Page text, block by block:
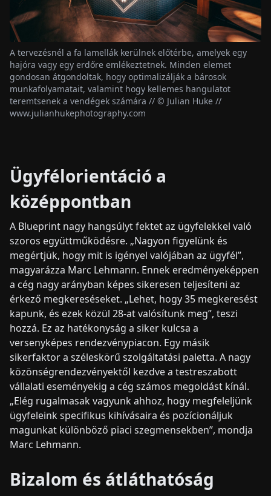
A tervezésnél a fa lamellák kerülnek előtérbe, amelyek egy
hajóra vagy egy erdőre emlékeztetnek. Minden elemet
gondosan átgondoltak, hogy optimalizálják a bárosok
munkafolyamatait, valamint hogy kellemes hangulatot
teremtsenek a vendégek számára // © Julian Huke //
www.julianhukephotography.com
Ügyfélorientáció a
középpontban
A Blueprint nagy hangsúlyt fektet az ügyfelekkel való
szoros együttműködésre. „Nagyon figyelünk és
megértjük, hogy mit is igényel valójában az ügyfél”,
magyarázza Marc Lehmann. Ennek eredményeképpen
a cég nagy arányban képes sikeresen teljesíteni az
érkező megkereséseket. „Lehet, hogy 35 megkeresést
kapunk, és ezek közül 28-at valósítunk meg”, teszi
hozzá. Ez az hatékonyság a siker kulcsa a
versenyképes rendezvénypiacon. Egy másik
sikerfaktor a széleskörű szolgáltatási paletta. A nagy
közönségrendezvényektől kezdve a testreszabott
vállalati eseményekig a cég számos megoldást kínál.
„Elég rugalmasak vagyunk ahhoz, hogy megfeleljünk
ügyfeleink specifikus kihívásaira és pozícionáljuk
magunkat különböző piaci szegmensekben”, mondja
Marc Lehmann.
Bizalom és átláthatóság